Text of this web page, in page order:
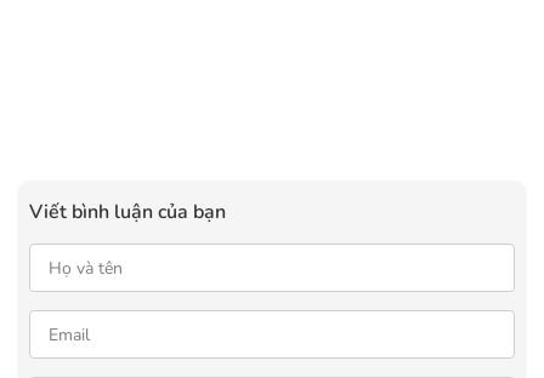
Viết bình luận của bạn